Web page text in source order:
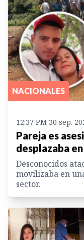
NACIONALES
12:37 PM 30 sep.
Pareja es
desplazaba
Desconocidos
movilizaba en
sector.